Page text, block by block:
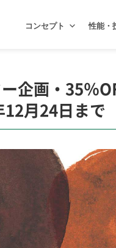
コンセプト 性能・
ー企画・35％
月24日まで